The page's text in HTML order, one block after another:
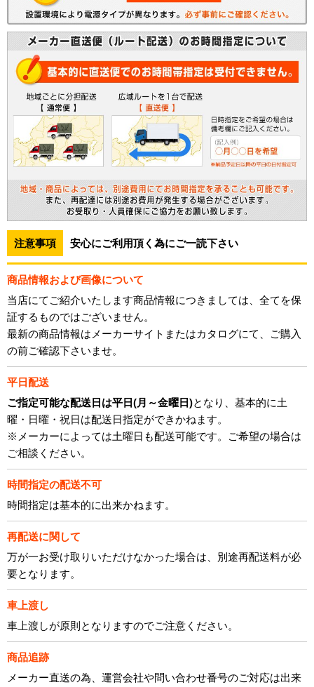
注意事項 安心にご利用頂く為にご一読下さい
商品情報および画像について
当店にてご紹介いたします商品情報につきましては、全てを保
証するものではございません。
最新の商品情報はメーカーサイトまたはカタログにて、ご購入
の前ご確認下さいませ。
平日配送
ご指定可能な配送日は平日(月～金曜日)となり、基本的に土
曜・日曜・祝日は配送日指定ができかねます。
※メーカーによっては土曜日も配送可能です。ご希望の場合は
ご相談ください。
時間指定の配送不可
時間指定は基本的に出来かねます。
再配送に関して
万が一お受け取りいただけなかった場合は、別途再配送料が必
要となります。
車上渡し
車上渡しが原則となりますのでご注意ください。
商品追跡
メーカー直送の為、運営会社や問い合わせ番号のご対応は出来